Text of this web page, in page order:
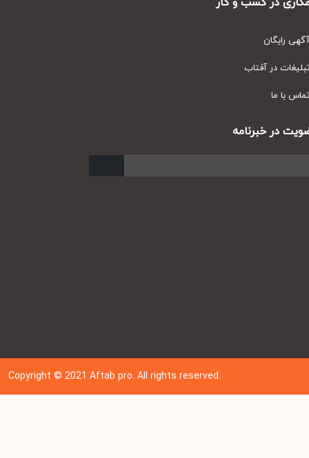
رایگان
در آفتاب
با ما
در خبرنامه
Copyright © 202 1Aftab pro. All rights reserved.